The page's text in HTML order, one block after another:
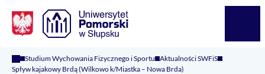
Studium Wychowania Fizycznego i Sportu Aktualności SWFiS
Spływ kajakowy Brdą (Wilkowo k/Miastka – Nowa Brda)